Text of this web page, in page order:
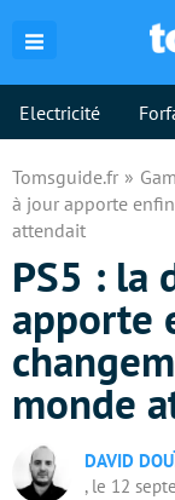
Electricité
Tomsguide.fr
à jour apporte
attendait
PS5 : la
apporte
monde
DAVID
, le 12